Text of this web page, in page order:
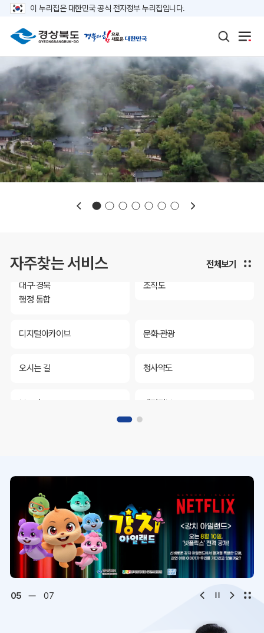
이 누리집은 대한민국 공식 전자정부 누리집입니다.
자주찾는 서비스
보도자료 재정정보
대구·경북
행정 통합
조직도
디지털아카이브 문화·관광
오시는 길 청사약도
보도자료 재정정보
대구·경북
행정 통합
조직도
디지털아카이브 문화·관광
오시는 길
전체보기
06 07